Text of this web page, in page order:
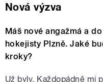
Nová výzva
Máš nové angažmá a
hokejisty Plzně. Jaké
kroky?
Už byly. Každopádně mi